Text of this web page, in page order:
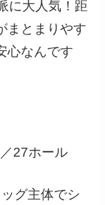
に大人気！距
まとまりやす
心なんです
27ホール
グ主体でシ